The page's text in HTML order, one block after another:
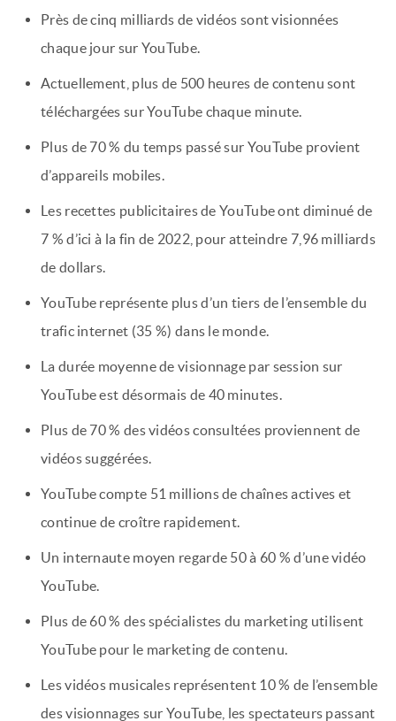
Près de cinq milliards de vidéos sont visionnées
chaque jour sur YouTube.
Actuellement, plus de 500 heures de contenu sont
téléchargées sur YouTube chaque minute.
Plus de 70 % du temps passé sur YouTube provient
d’appareils mobiles.
Les recettes publicitaires de YouTube ont diminué de
7 % d’ici à la fin de 2022, pour atteindre 7,96 milliards
de dollars.
YouTube représente plus d’un tiers de l’ensemble du
trafic internet (35 %) dans le monde.
La durée moyenne de visionnage par session sur
YouTube est désormais de 40 minutes.
Plus de 70 % des vidéos consultées proviennent de
vidéos suggérées.
YouTube compte 51 millions de chaînes actives et
continue de croître rapidement.
Un internaute moyen regarde 50 à 60 % d’une vidéo
YouTube.
Plus de 60 % des spécialistes du marketing utilisent
YouTube pour le marketing de contenu.
Les vidéos musicales représentent 10 % de l’ensemble
des visionnages sur YouTube, les spectateurs passant